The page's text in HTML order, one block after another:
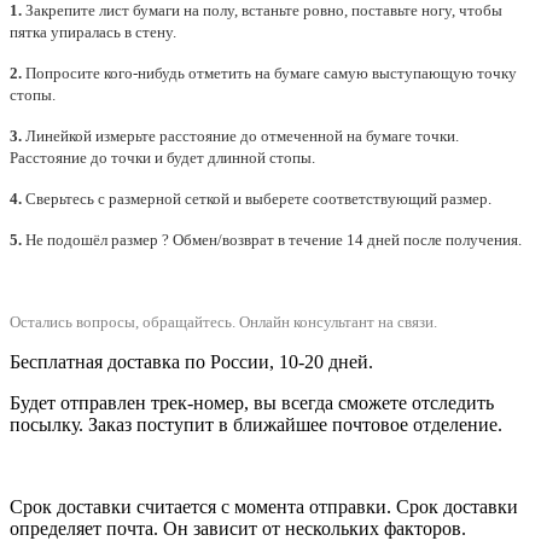
1. Закрепите лист бумаги на полу, встаньте ровно, поставьте ногу, чтобы
пятка упиралась в стену.
2. Попросите кого-нибудь отметить на бумаге самую выступающую точку
стопы.
3. Линейкой измерьте расстояние до отмеченной на бумаге точки.
Расстояние до точки и будет длинной стопы.
4. Сверьтесь с размерной сеткой и выберете соответствующий размер.
5. Не подошёл размер ? Обмен/возврат в течение 14 дней после получения.
Остались вопросы, обращайтесь. Онлайн консультант на связи.
Бесплатная доставка по России, 10-20 дней.
Будет отправлен трек-номер, вы всегда сможете отследить
посылку. Заказ поступит в ближайшее почтовое отделение.
Срок доставки считается с момента отправки. Срок доставки
определяет почта. Он зависит от нескольких факторов.